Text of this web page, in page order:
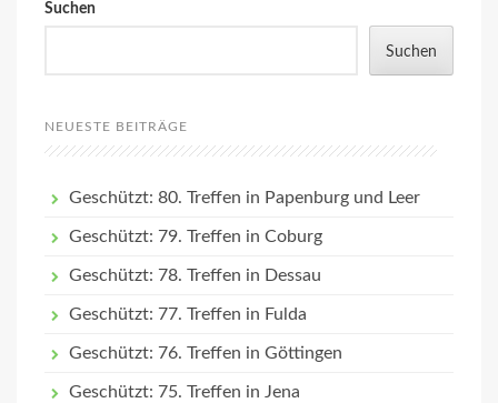
Suchen
Suchen
NEUESTE BEITRÄGE
Geschützt: 80. Treffen in Papenburg und Leer
Geschützt: 79. Treffen in Coburg
Geschützt: 78. Treffen in Dessau
Geschützt: 77. Treffen in Fulda
Geschützt: 76. Treffen in Göttingen
Geschützt: 75. Treffen in Jena